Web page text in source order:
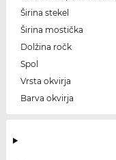
Širina stekel
Širina mostička
Dolžina ročk
Spol
Vrsta okvirja
Barva okvirja